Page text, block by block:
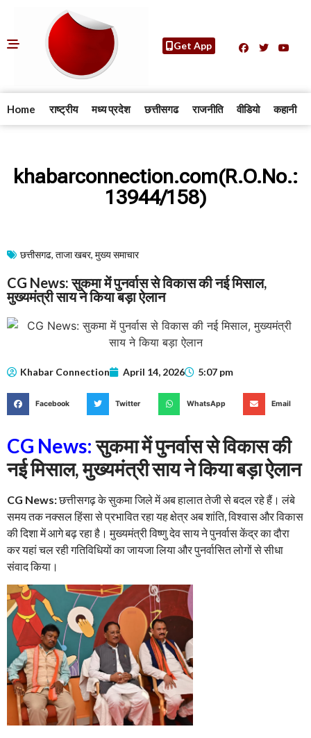
Get App
Home राष्ट्रीय मध्य प्रदेश छत्तीसगढ राजनीति वीडियो कहानी
khabarconnection.com(R.O.No.:
13944/158)
छत्तीसगढ, ताजा खबर, मुख्य समाचार​
CG News: सुकमा में पुनर्वास से विकास की नई मिसाल,
मुख्यमंत्री साय ने किया बड़ा ऐलान
Khabar Connection April 14, 2026 5:07 pm
Facebook Twitter WhatsApp Email
CG News:सुकमा में पुनर्वास से विकास की
नई मिसाल, मुख्यमंत्री साय ने किया बड़ा ऐलान
CG News:छत्तीसगढ़ के सुकमा जिले में अब हालात तेजी से बदल रहे हैं। लंबे
समय तक नक्सल हिंसा से प्रभावित रहा यह क्षेत्र अब शांति, विश्वास और विकास
की दिशा में आगे बढ़ रहा है। मुख्यमंत्री विष्णु देव साय ने पुनर्वास केंद्र का दौरा
कर यहां चल रही गतिविधियों का जायजा लिया और पुनर्वासित लोगों से सीधा
संवाद किया।